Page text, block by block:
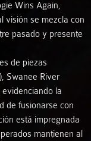
Wins Again,
visión se mezcla con
pasado y presente
de piezas
Swanee River
evidenciando la
de fusionarse con
está impregnada
mantienen al